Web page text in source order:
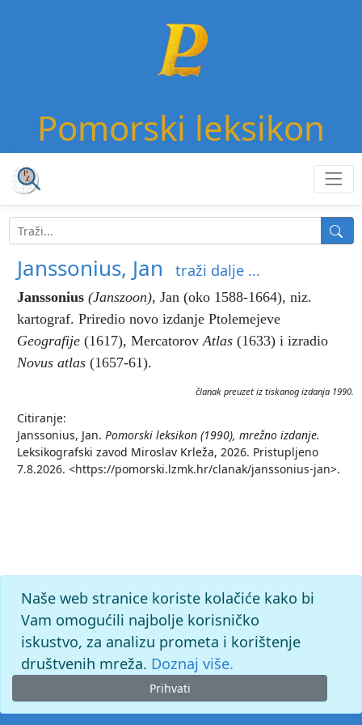
Pomorski leksikon
Janssonius, Jan traži dalje ...
Janssonius (Janszoon), Jan (oko 1588-1664), niz.
kartograf. Priredio novo izdanje Ptolemejeve
Geografije (1617), MercatorovAtlas (1633) i izradio
Novus atlas (1657-61).
članak preuzet iz tiskanog izdanja 1990.
Citiranje:
Janssonius, Jan. Pomorski leksikon (1990), mrežno izdanje.
Leksikografski zavod Miroslav Krleža, 2026. Pristupljeno
7.8.2026. <https://pomorski.lzmk.hr/clanak/janssonius-jan>.
Naše web stranice koriste kolačiće kako bi
Vam omogućili najbolje korisničko
iskustvo, za analizu prometa i korištenje
društvenih mreža. Doznaj više.
Prihvati
© 2026. -Leksikografski zavodMiroslav Krleža